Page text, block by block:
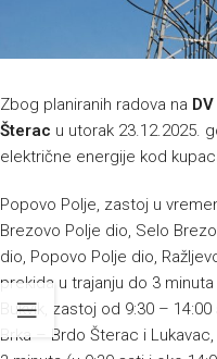
Zbog planiranih radova na
Šterac u utorak 23.12.2025.
električne energije kod
Popovo Polje, zastoj u
Brezovo Polje dio, Selo
dio, Popovo Polje dio,
prekida u trajanju do 3
Bukvik, zastoj od 9:30 – 14:00
Brka – Brdo Šterac i